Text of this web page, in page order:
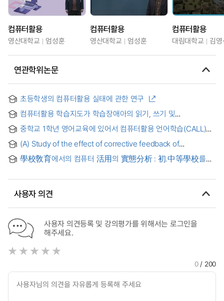
컴퓨터활용
영산대학교 엄성훈
컴퓨터활용
영산대학교 엄성훈
컴퓨터활용
대림대학교 김
연관학위논문
초등학생의 컴퓨터활용 실태에 관한 연구
컴퓨터활용 학습지도가 학습장애아의 읽기, 쓰기 및
assisted drill and practice on the reading, writing and
understanding of mildly handicapped students
중학교 1학년 영어교육에 있어서 컴퓨터활용 언어학습(CALL)
(A) Study of the effect of corrective feedback of
computer-assisted writing on Chinese college students’
L2 writing
學校敎育에서의 컴퓨터 活用의 實態分析 : 初.中等學校를
사용자 의견
사용자 의견등록 및 강의평가를 위해서는 로그인을
해주세요.
0/ 200